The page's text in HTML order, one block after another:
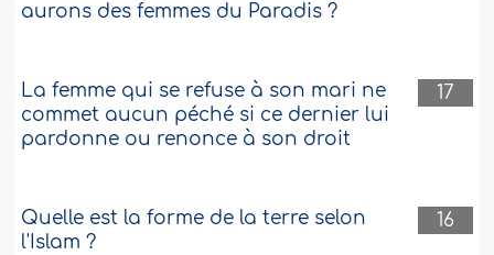
aurons des femmes du Paradis ?
17
La femme qui se refuse à son mari ne
commet aucun péché si ce dernier lui
pardonne ou renonce à son droit
16
Quelle est la forme de la terre selon
l'Islam ?